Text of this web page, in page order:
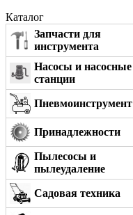
Каталог
Запчасти для
инструмента
Насосы и насосные
станции
Пневмоинструмент
Принадлежности
Пылесосы и
пылеудаление
Садовая техника